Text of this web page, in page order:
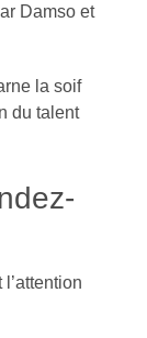
Damso et
la soif
du talent